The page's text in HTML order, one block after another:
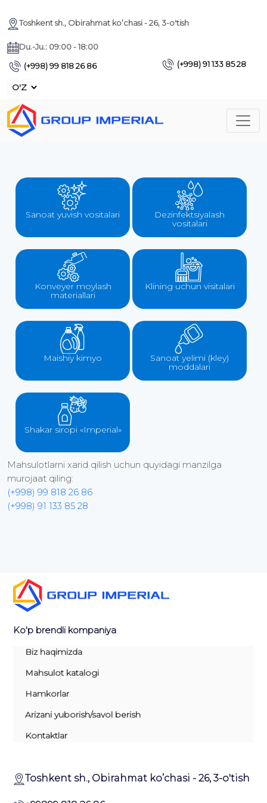
Toshkent sh., Obirahmat ko’chasi - 26, 3-o'tish
Du.-Ju.: 09:00 - 18:00
(+998) 99 818 26 86
(+998) 91 133 85 28
Sanoat yuvish vositalari
Dezinfektsiyalash
vositalari
Konveyer moylash
materiallari
Klining uchun visitalari
Maishiy kimyo
Sanoat yelimi (kley)
moddalari
Shakar siropi «Imperial»
Mahsulotlarni xarid qilish uchun quyidagi manzilga
murojaat qiling:
(+998) 99 818 26 86
(+998) 91 133 85 28
Ko'p brendli kompaniya
Biz haqimizda
Mahsulot katalogi
Hamkorlar
Arizani yuborish/savol berish
Kontaktlar
Toshkent sh., Obirahmat ko’chasi - 26, 3-o'tish